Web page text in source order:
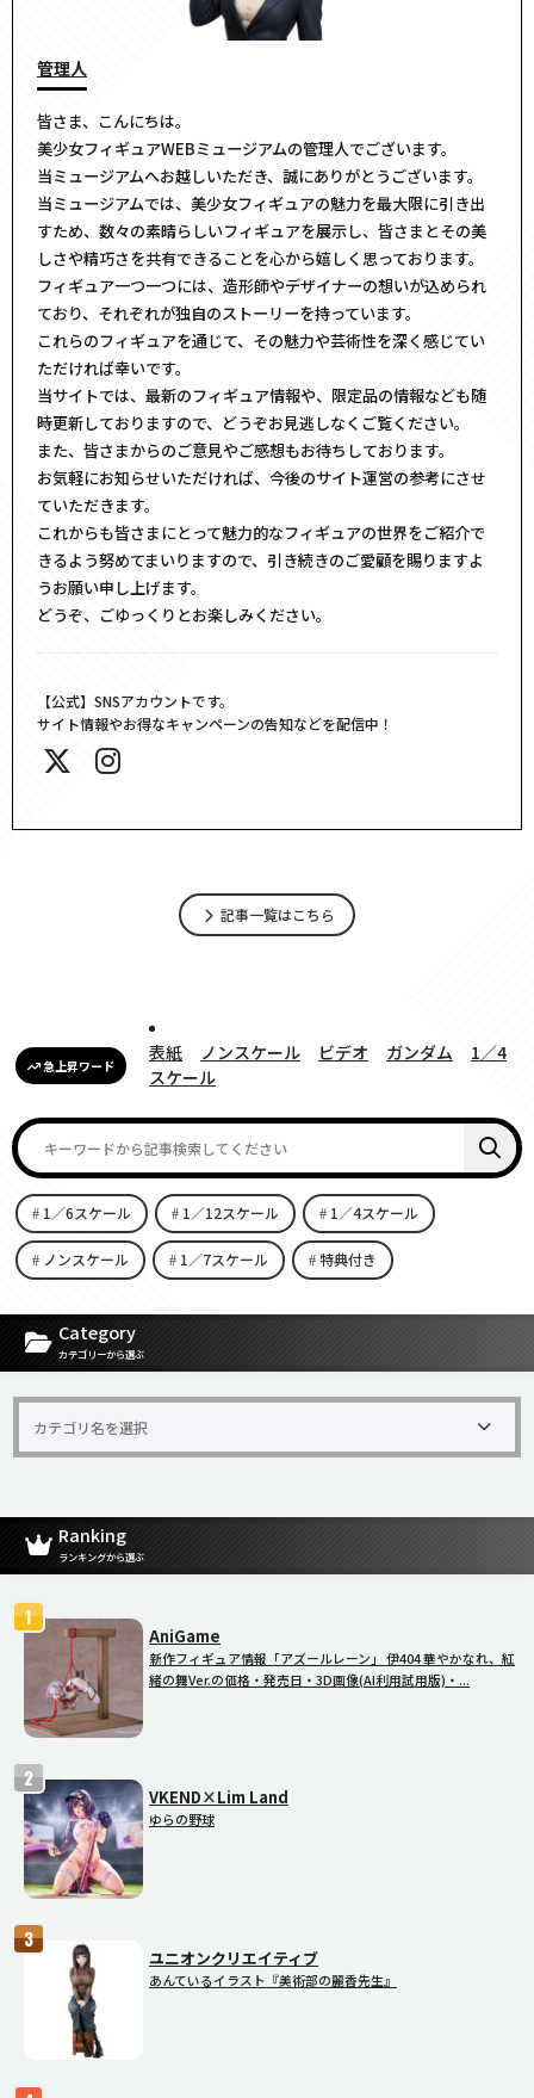
管理人
皆さま、こんにちは。
美少女フィギュアWEBミュージアムの管理人でございます。
当ミュージアムへお越しいただき、誠にありがとうございます。
当ミュージアムでは、美少女フィギュアの魅力を最大限に引き出
すため、数々の素晴らしいフィギュアを展示し、皆さまとその美
しさや精巧さを共有できることを心から嬉しく思っております。
フィギュア一つ一つには、造形師やデザイナーの想いが込められ
ており、それぞれが独自のストーリーを持っています。
これらのフィギュアを通じて、その魅力や芸術性を深く感じてい
ただければ幸いです。
当サイトでは、最新のフィギュア情報や、限定品の情報なども随
時更新しておりますので、どうぞお見逃しなくご覧ください。
また、皆さまからのご意見やご感想もお待ちしております。
お気軽にお知らせいただければ、今後のサイト運営の参考にさせ
ていただきます。
これからも皆さまにとって魅力的なフィギュアの世界をご紹介で
きるよう努めてまいりますので、引き続きのご愛顧を賜りますよ
うお願い申し上げます。
どうぞ、ごゆっくりとお楽しみください。
【公式】SNSアカウントです。
サイト情報やお得なキャンペーンの告知などを配信中！
記事一覧はこちら
急上昇ワード
表紙 ノンスケール ビデオ ガンダム
1／4
スケール
1／6スケール 1／12スケール 1／4スケール
ノンスケール 1／7スケール 特典付き
[carousel-horizontal-posts-content-slider id=9342]
Category
カテゴリーから選ぶ
Ranking
ランキングから選ぶ
AniGame
新作フィギュア情報「アズールレーン」 伊404 華やかなれ、紅
緒の舞Ver.の価格・発売日・3D画像(AI利用試用版)・...
VKEND×Lim Land
ゆらの野球
ユニオンクリエイティブ
あんているイラスト『美術部の麗香先生』